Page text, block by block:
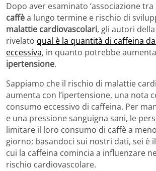
Dopo aver esaminato ‘associazione tra
caffèa lungo termine e rischio di
malattie cardiovascolari, gli autori
rivelato qual è la quantità di caffeina
eccessiva, in quanto potrebbe
ipertensione.
Sappiamo che il rischio di malattie
aumenta con l’ipertensione, una nota
consumo eccessivo di caffeina. Per
e una pressione sanguigna sani, le
limitare il loro consumo di caffè a
giorno; basandoci sui nostri dati, sei è
cui la caffeina comincia a influenzare
rischio cardiovascolare.